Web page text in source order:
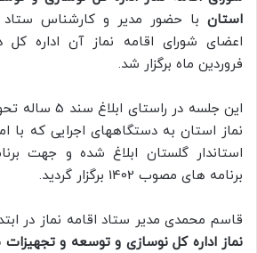
استان با حضور مدیر و کارشناس ستاد
فروردین ماه برگزار شد.
این جلسه در
نماز استان به دستگاههای اجرایی که با
استاندار گلستان ابلاغ شده و جهت
برنامه های مصوب 1402 برگزار گردید.
قاسم محمدی مدیر ستاد اقامه نماز در
نمازاداره کل نوسازی و توسعه و